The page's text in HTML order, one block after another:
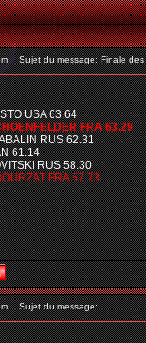
Sujet du message: Finale des
USA 63.64
FRA 63.29
RUS 62.31
61.14
RUS 58.30
FRA 57.73
Sujet du message: